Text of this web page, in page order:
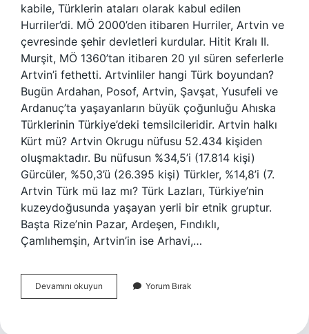
kabile, Türklerin ataları olarak kabul edilen
Hurriler’di. MÖ 2000’den itibaren Hurriler, Artvin ve
çevresinde şehir devletleri kurdular. Hitit Kralı II.
Murşit, MÖ 1360’tan itibaren 20 yıl süren seferlerle
Artvin’i fethetti. Artvinliler hangi Türk boyundan?
Bugün Ardahan, Posof, Artvin, Şavşat, Yusufeli ve
Ardanuç’ta yaşayanların büyük çoğunluğu Ahıska
Türklerinin Türkiye’deki temsilcileridir. Artvin halkı
Kürt mü? Artvin Okrugu nüfusu 52.434 kişiden
oluşmaktadır. Bu nüfusun %34,5’i (17.814 kişi)
Gürcüler, %50,3’ü (26.395 kişi) Türkler, %14,8’i (7.
Artvin Türk mü laz mı? Türk Lazları, Türkiye’nin
kuzeydoğusunda yaşayan yerli bir etnik gruptur.
Başta Rize’nin Pazar, Ardeşen, Fındıklı,
Çamlıhemşin, Artvin’in ise Arhavi,…
Devamını okuyun Artvinde
Hangi
Yorum Bırak